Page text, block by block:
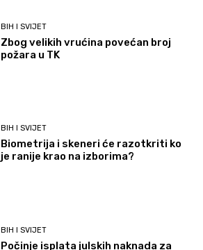
BIH I SVIJET
Zbog velikih vrućina povećan broj
požara u TK
BIH I SVIJET
Biometrija i skeneri će razotkriti ko
je ranije krao na izborima?
BIH I SVIJET
Počinje isplata julskih naknada za